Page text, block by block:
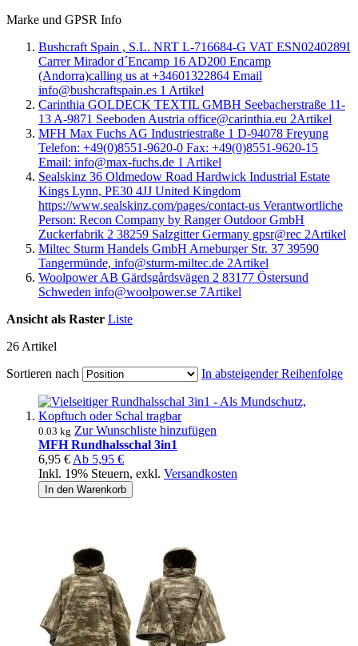
Marke und GPSR Info
Bushcraft Spain , S.L. NRT L-716684-G VAT ESN0240289I
Carrer Mirador d´Encamp 16 AD200 Encamp
(Andorra)calling us at +34601322864 Email
info@bushcraftspain.es 1 Artikel
Carinthia GOLDECK TEXTIL GMBH Seebacherstraße 11-
13 A-9871 Seeboden Austria office@carinthia.eu 2Artikel
MFH Max Fuchs AG Industriestraße 1 D-94078 Freyung
Telefon: +49(0)8551-9620-0 Fax: +49(0)8551-9620-15
Email: info@max-fuchs.de 1 Artikel
Sealskinz 36 Oldmedow Road Hardwick Industrial Estate
Kings Lynn, PE30 4JJ United Kingdom
https://www.sealskinz.com/pages/contact-us Verantwortliche
Person: Recon Company by Ranger Outdoor GmbH
Zuckerfabrik 2 38259 Salzgitter Germany gpsr@rec 2Artikel
Miltec Sturm Handels GmbH Arneburger Str. 37 39590
Tangermünde, info@sturm-miltec.de 2Artikel
Woolpower AB Gärdsgårdsvägen 2 83177 Östersund
Schweden info@woolpower.se 7Artikel
Ansicht als Raster Liste
26 Artikel
Sortieren nach
In absteigender Reihenfolge
0.03 kg Zur Wunschliste hinzufügen
MFH Rundhalsschal 3in1
6,95 € Ab 5,95 €
Inkl. 19% Steuern, exkl. Versandkosten
In den Warenkorb